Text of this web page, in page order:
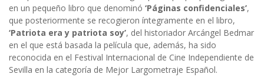
en un pequeño libro que denominó ‘Páginas confidenciales’,
que posteriormente se recogieron íntegramente en el libro,
‘Patriota era y patriota soy’, del historiador Arcángel Bedmar
en el que está basada la película que, además, ha sido
reconocida en el Festival Internacional de Cine Independiente de
Sevilla en la categoría de Mejor Largometraje Español.